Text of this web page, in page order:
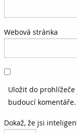
Webová stránka
Uložit do
budoucí komentáře.
Dokaž, že jsi